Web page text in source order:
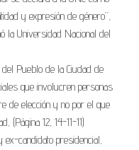
y expresión de género”,
la Universidad Nacional del
Pueblo de la Ciudad de
que involucren personas
de elección y no por el que
(Página 12, 14-11-11)
ex-candidato presidencial,